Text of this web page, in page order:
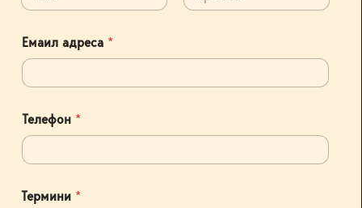
Емаил адреса *
Телефон *
Термини *